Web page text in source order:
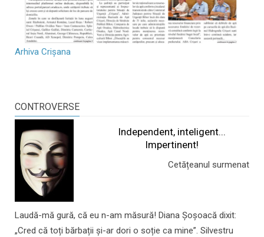
Arhiva Crișana
CONTROVERSE
Independent, inteligent...
Impertinent!
Cetățeanul surmenat
Laudă-mă gură, că eu n-am măsură! Diana Șoșoacă dixit:
„Cred că toți bărbații și-ar dori o soție ca mine”. Silvestru